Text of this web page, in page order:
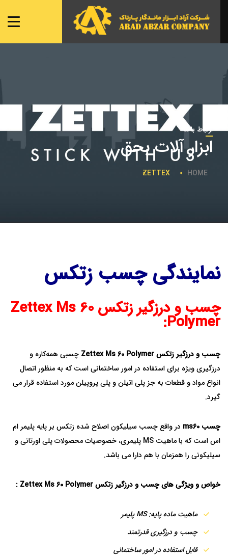
صفحه ی اصلی
شعبه ها
محصولات
تماس با ما ارتباط با ما
ابزار آلات بحق
HOME
ZETTEX
نمایندگی چسب زتکس
چسب و درزگیر زتکس Zettex Ms 60
Polymer:
چسب و درزگیر زتکس Zettex Ms 60 Polymer
چسبی همه‌کاره و
درزگیری ویژه برای استفاده در امور ساختمانی است که به منظور اتصال
انواع مواد و قطعات به جز پلی اتیلن و پلی پروپیلن مورد استفاده قرار می
گیرد.
چسب ms60
در واقع چسب سیلیکون اصلاح شده زتکس بر پایه پلیمر ام
اس است که با ماهیت MS پلیمری، خصوصیات محصولات پلی اورتانی و
سیلیکونی را همزمان با هم دارا می باشد.
خواص و ویژگی های چسب و درزگیر زتکس Zettex Ms 60 Polymer :
ماهیت ماده پایه: MS پلیمر
چسب و درزگیری قدرتمند
قابل استفاده در امور ساختمانی